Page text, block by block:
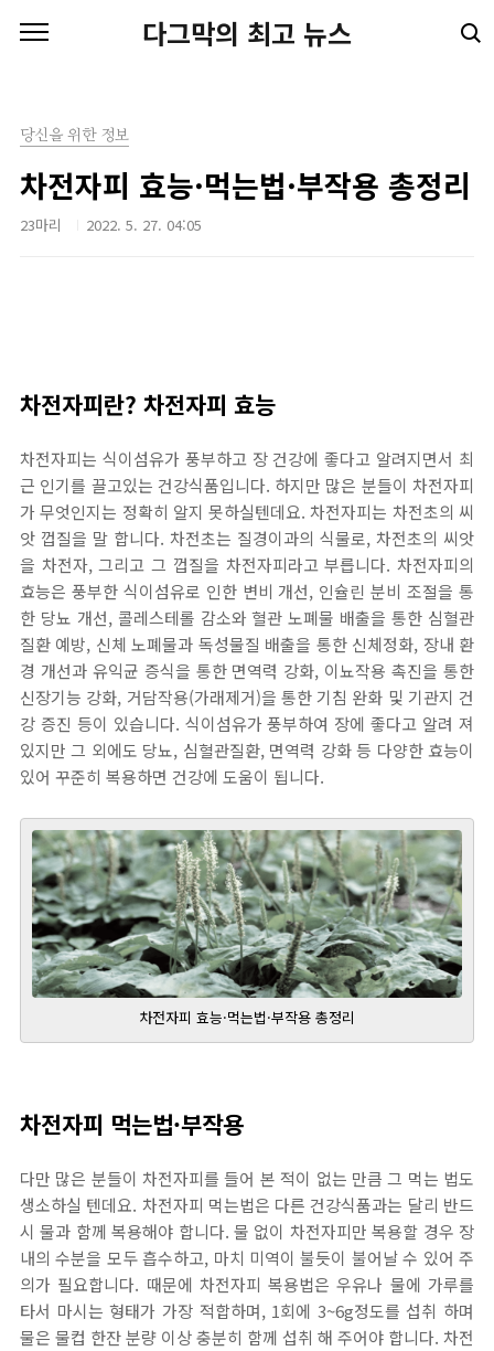
다그막의 최고 뉴스
당신을 위한 정보
차전자피 효능·먹는법·부작용 총정리
23마리 2022. 5. 27. 04:05
차전자피란? 차전자피 효능
차전자피는 식이섬유가 풍부하고 장 건강에 좋다고 알려지면서 최
근 인기를 끌고있는 건강식품입니다. 하지만 많은 분들이 차전자피
가 무엇인지는 정확히 알지 못하실텐데요. 차전자피는 차전초의 씨
앗 껍질을 말 합니다. 차전초는 질경이과의 식물로, 차전초의 씨앗
을 차전자, 그리고 그 껍질을 차전자피라고 부릅니다. 차전자피의
효능은 풍부한 식이섬유로 인한 변비 개선, 인슐린 분비 조절을 통
한 당뇨 개선, 콜레스테롤 감소와 혈관 노폐물 배출을 통한 심혈관
질환 예방, 신체 노폐물과 독성물질 배출을 통한 신체정화, 장내 환
경 개선과 유익균 증식을 통한 면역력 강화, 이뇨작용 촉진을 통한
신장기능 강화, 거담작용(가래제거)을 통한 기침 완화 및 기관지 건
강 증진 등이 있습니다. 식이섬유가 풍부하여 장에 좋다고 알려 져
있지만 그 외에도 당뇨, 심혈관질환, 면역력 강화 등 다양한 효능이
있어 꾸준히 복용하면 건강에 도움이 됩니다.
차전자피 효능·먹는법·부작용 총정리
차전자피 먹는법·부작용
다만 많은 분들이 차전자피를 들어 본 적이 없는 만큼 그 먹는 법도
생소하실 텐데요. 차전자피 먹는법은 다른 건강식품과는 달리 반드
시 물과 함께 복용해야 합니다. 물 없이 차전자피만 복용할 경우 장
내의 수분을 모두 흡수하고, 마치 미역이 불듯이 불어날 수 있어 주
의가 필요합니다. 때문에 차전자피 복용법은 우유나 물에 가루를
타서 마시는 형태가 가장 적합하며, 1회에 3~6g정도를 섭취 하며
물은 물컵 한잔 분량 이상 충분히 함께 섭취 해 주어야 합니다. 차전